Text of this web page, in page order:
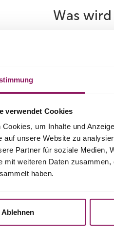
verwendet Cookies
Cookies, um Inhalte und
auf unsere Website zu
Partner für soziale Medien,
mit weiteren Daten
haben.
Ablehnen
Was
Muskulatur
Dafür wird
Ist eine
Die Injektionen
rund 20
unterAnästhesie
Wann
Sofort. Nach
Ihrem Alltag
Einstichstellen